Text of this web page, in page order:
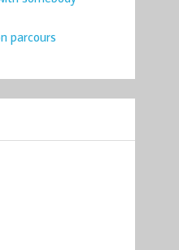
parcours